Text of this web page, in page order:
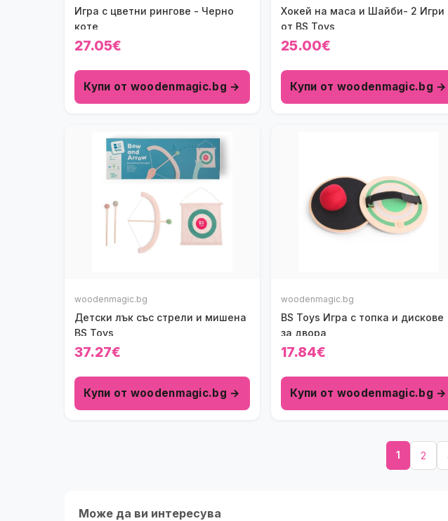
Игра с цветни рингове - Черно
коте
27.05€
Купи от woodenmagic.bg →
Хокей на маса и Шайби- 2 Игри
от BS Toys
25.00€
Купи от woodenmagic.bg →
woodenmagic.bg
Детски лък със стрели и мишена
BS Toys
37.27€
Купи от woodenmagic.bg →
woodenmagic.bg
BS Toys Игра с топка и дискове
за двора
17.84€
Купи от woodenmagic.bg →
1 2
Може да ви интересува